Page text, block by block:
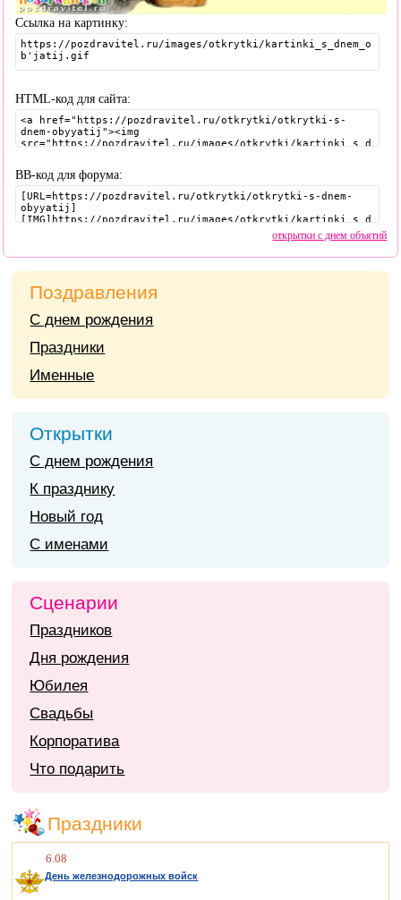
Ссылка на картинку:
HTML-код для сайта:
BB-код для форума:
открытки с днем объятий
Поздравления
С днем рождения
Праздники
Именные
Открытки
С днем рождения
К празднику
Новый год
С именами
Сценарии
Праздников
Дня рождения
Юбилея
Свадьбы
Корпоратива
Что подарить
Праздники
6.08
День железнодорожных войск